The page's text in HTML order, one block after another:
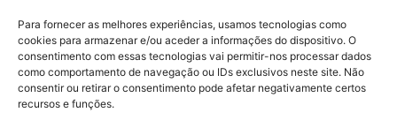
Para fornecer as melhores experiências, usamos tecnologias como
cookies para armazenar e/ou aceder a informações do dispositivo. O
consentimento com essas tecnologias vai permitir-nos processar dados
como comportamento de navegação ou IDs exclusivos neste site. Não
consentir ou retirar o consentimento pode afetar negativamente certos
recursos e funções.
Acompanhe-nos
Subscreva
a nossa newsletter